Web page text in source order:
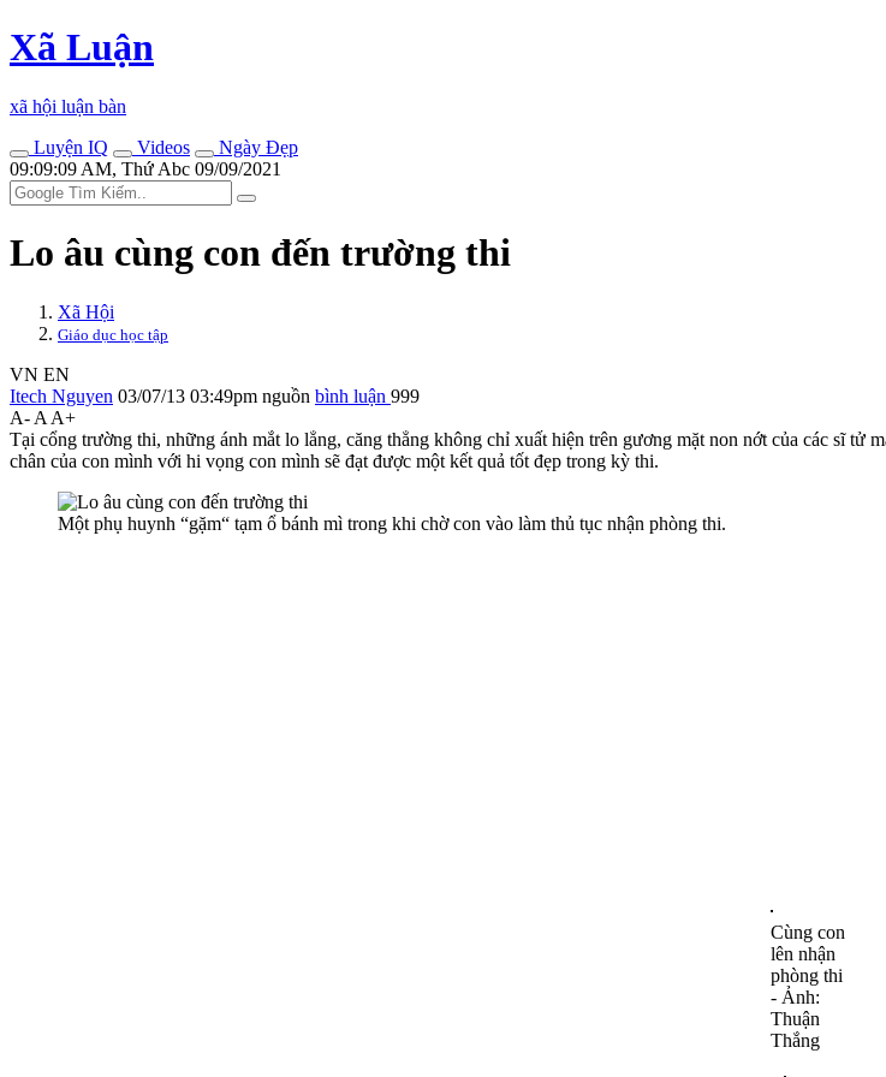
Xã Luận
xã hội luận bàn
Luyện IQ
Videos
Ngày Đẹp
09:09:09 AM, Thứ Abc 09/09/2021
Lo âu cùng con đến trường thi
Xã Hội
Giáo dục học tập
VN EN
Itech Nguyen 03/07/13 03:49pm nguồn bình luận 999
A- A A+
Tại cổng trường thi, những ánh mắt lo lẳng, căng thẳng không chỉ xuất hiện trên gương mặt non nớt của các sĩ tử
chân của con mình với hi vọng con mình sẽ đạt được một kết quả tốt đẹp trong kỳ thi.
Một phụ huynh “gặm“ tạm ổ bánh mì trong khi chờ con vào làm thủ tục nhận phòng thi.
Cùng con
lên nhận
phòng thi
- Ảnh:
Thuận
Thắng